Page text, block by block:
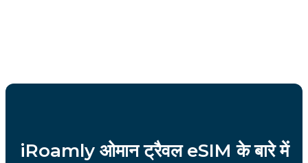
iRoamly ओमान ट्रैवल eSIM के बारे में